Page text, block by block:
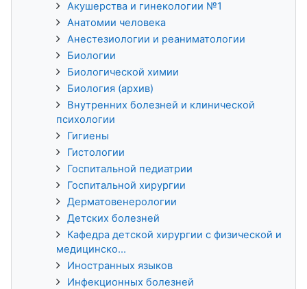
Акушерства и гинекологии №1
Анатомии человека
Анестезиологии и реаниматологии
Биологии
Биологической химии
Биология (архив)
Внутренних болезней и клинической
психологии
Гигиены
Гистологии
Госпитальной педиатрии
Госпитальной хирургии
Дерматовенерологии
Детских болезней
Кафедра детской хирургии с физической и
медицинско...
Иностранных языков
Инфекционных болезней